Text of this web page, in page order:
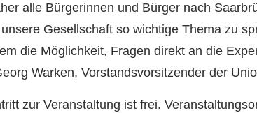
alle Bürgerinnen und Bürger nach
Gesellschaft so wichtige Thema zu
die Möglichkeit, Fragen direkt an die
Warken, Vorstandsvorsitzender der
zur Veranstaltung ist frei.